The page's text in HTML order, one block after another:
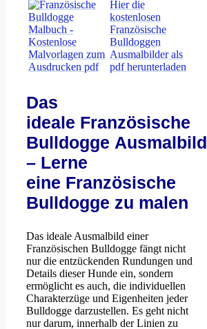
Hier die
kostenlosen
Französische
Bulldoggen
Ausmalbilder als
pdf herunterladen
Das
ideale Französische
Bulldogge Ausmalbild
– Lerne
eine Französische
Bulldogge zu malen
Das ideale Ausmalbild einer
Französischen Bulldogge fängt nicht
nur die entzückenden Rundungen und
Details dieser Hunde ein, sondern
ermöglicht es auch, die individuellen
Charakterzüge und Eigenheiten jeder
Bulldogge darzustellen. Es geht nicht
nur darum, innerhalb der Linien zu